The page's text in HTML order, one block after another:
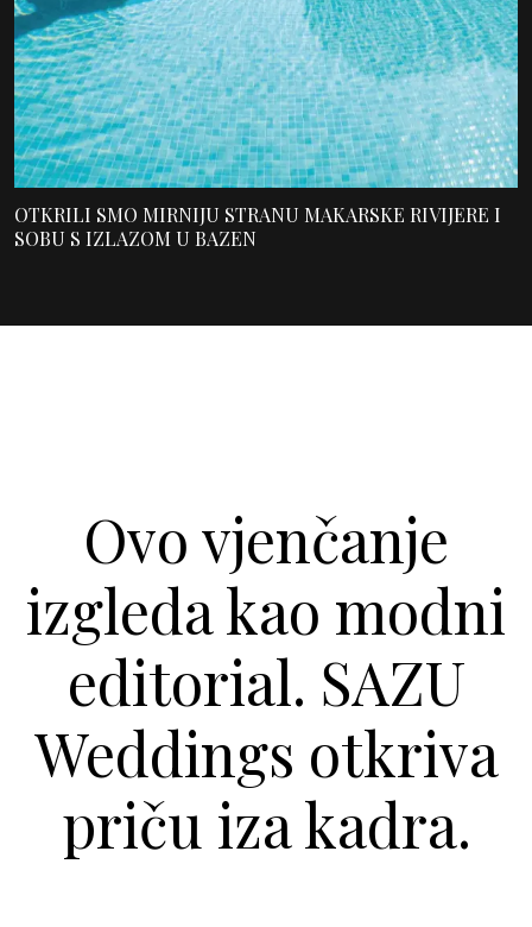
OTKRILI SMO MIRNIJU STRANU MAKARSKE RIVIJERE I
SOBU S IZLAZOM U BAZEN
Ovo vjenčanje
izgleda kao modni
editorial. SAZU
Weddings otkriva
priču iza kadra.